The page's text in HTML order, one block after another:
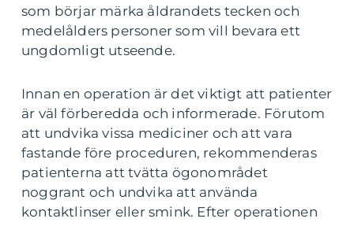
som börjar märka åldrandets tecken och
medelålders personer som vill bevara ett
ungdomligt utseende.
Innan en operation är det viktigt att patienter
är väl förberedda och informerade. Förutom
att undvika vissa mediciner och att vara
fastande före proceduren, rekommenderas
patienterna att tvätta ögonområdet
noggrant och undvika att använda
kontaktlinser eller smink. Efter operationen